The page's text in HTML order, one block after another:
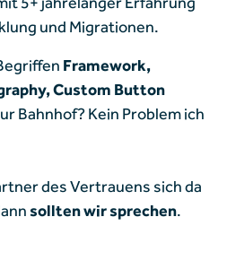
und Migrationen.
Framework,
Custom Button
Bahnhof? Kein Problem ich
des Vertrauens sich da
sollten wir sprechen.